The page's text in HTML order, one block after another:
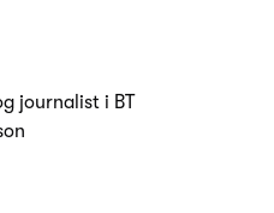
journalist i BT